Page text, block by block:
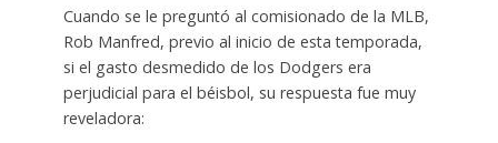
Cuando se le preguntó al comisionado de la MLB,
Rob Manfred, previo al inicio de esta temporada,
si el gasto desmedido de los Dodgers era
perjudicial para el béisbol, su respuesta fue muy
reveladora: